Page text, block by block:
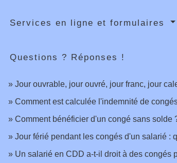
Services en ligne et formulaires
Questions ? Réponses !
Jour ouvrable, jour ouvré, jour franc, jour
Comment est calculée l'indemnité de
Comment bénéficier d'un congé sans solde
Jour férié pendant les congés d'un salarié :
Un salarié en CDD a-t-il droit à des congés